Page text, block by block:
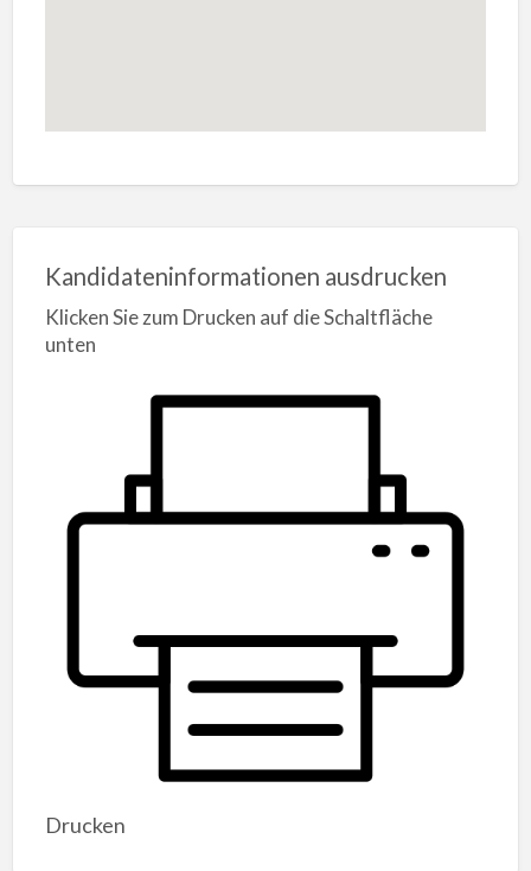
Kandidateninformationen ausdrucken
Klicken Sie zum Drucken auf die Schaltfläche
unten
Drucken